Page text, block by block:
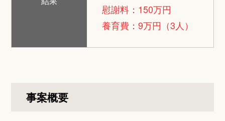
慰謝料：150万円
養育費：9万円（3人）
事案概要